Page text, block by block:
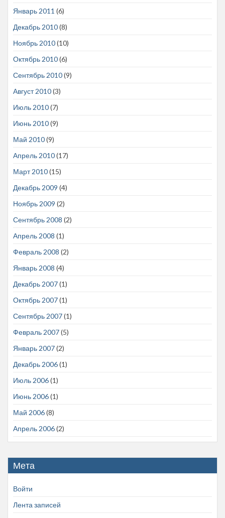
Январь 2011 (6)
Декабрь 2010(8)
Ноябрь 2010(10)
Октябрь 2010(6)
Сентябрь 2010(9)
Август 2010(3)
Июль 2010(7)
Июнь 2010(9)
Май 2010(9)
Апрель 2010(17)
Март 2010(15)
Декабрь 2009 (4)
Ноябрь 2009 (2)
Сентябрь 2008 (2)
Апрель 2008 (1)
Февраль 2008 (2)
Январь 2008 (4)
Декабрь 2007(1)
Октябрь 2007(1)
Сентябрь 2007(1)
Февраль 2007(5)
Январь 2007(2)
Декабрь 2006(1)
Июль 2006(1)
Июнь 2006(1)
Май 2006(8)
Апрель 2006(2)
Мета
Войти
Лента записей